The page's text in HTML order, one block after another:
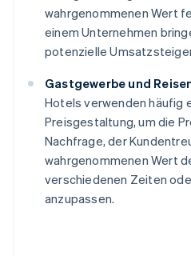
wahrgenommenen Wert
einem Unternehmen
potenzielle
Gastgewerbe und
Hotels verwenden häufig
Preisgestaltung, um die
Nachfrage, der
wahrgenommenen Wert
verschiedenen Zeiten
anzupassen.